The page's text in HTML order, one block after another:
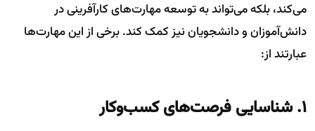
می‌کند، بلکه می‌تواند به توسعه مهارت‌های کارآفرینی در
دانش‌آموزان و دانشجویان نیز کمک کند. برخی از این مهارت‌ها
عبارتند از:
۱. شناسایی فرصت‌های کسب‌وکار